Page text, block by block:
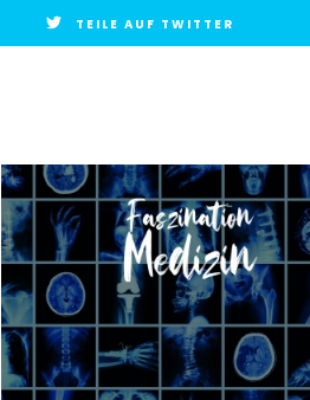
TEILE AUF TWITTER